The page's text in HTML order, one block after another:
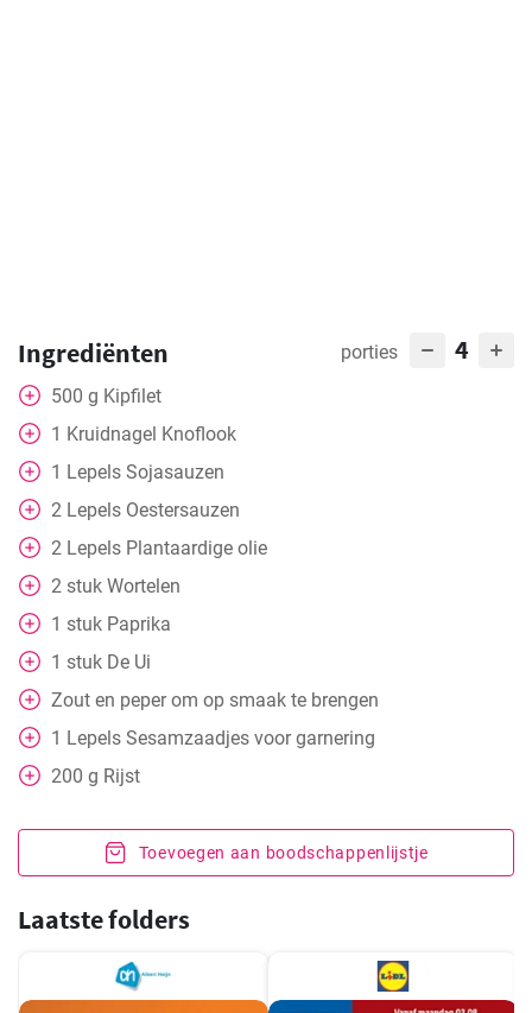
Ingrediënten porties 4
500 g Kipfilet
1 Kruidnagel Knoflook
1 Lepels Sojasauzen
2 Lepels Oestersauzen
2 Lepels Plantaardige olie
2 stuk Wortelen
1 stuk Paprika
1 stuk De Ui
Zout en peper om op smaak te brengen
1 Lepels Sesamzaadjes voor garnering
200 g Rijst
Toevoegen aan boodschappenlijstje
Laatste folders